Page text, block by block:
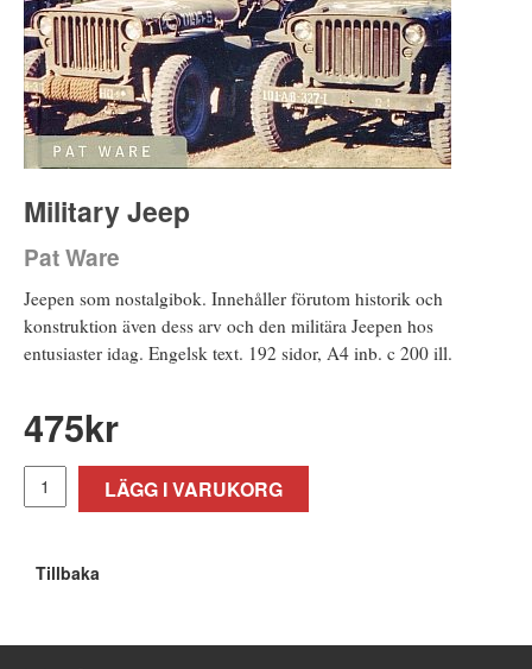
Military Jeep
Pat Ware
Jeepen som nostalgibok. Innehåller förutom historik och
konstruktion även dess arv och den militära Jeepen hos
entusiaster idag. Engelsk text. 192 sidor, A4 inb. c 200 ill.
475kr
LÄGG I VARUKORG
Tillbaka